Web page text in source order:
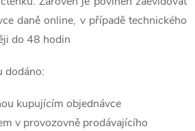
daně online, v případě technického
do 48 hodin
dodáno:
kupujícím objednávce
v provozovně prodávajícího